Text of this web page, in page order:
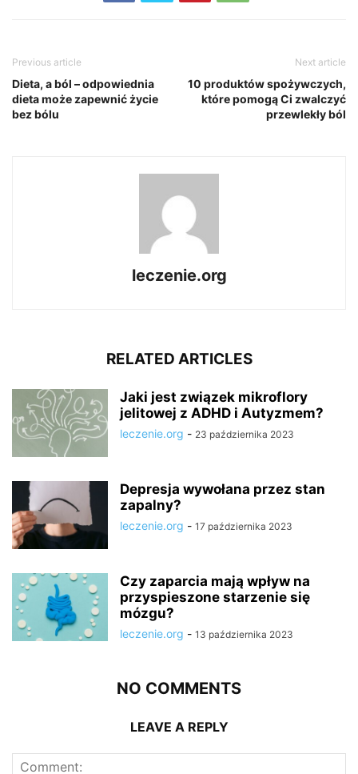
Previous article
Dieta, a ból – odpowiednia
dieta może zapewnić życie
bez bólu
Next article
10 produktów spożywczych,
które pomogą Ci zwalczyć
przewlekły ból
leczenie.org
RELATED ARTICLES
Jaki jest związek mikroflory
jelitowej z ADHD i Autyzmem?
leczenie.org - 23 października 2023
Depresja wywołana przez stan
zapalny?
leczenie.org - 17 października 2023
Czy zaparcia mają wpływ na
przyspieszone starzenie się
mózgu?
leczenie.org - 13 października 2023
NO COMMENTS
LEAVE A REPLY